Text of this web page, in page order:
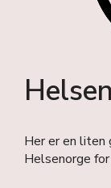
Her er en liten
Helsenorge